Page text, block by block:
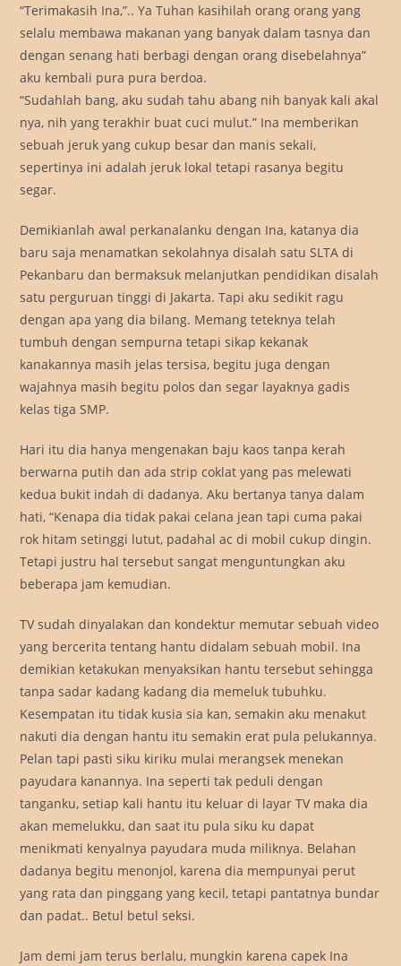
“Terimakasih Ina,”.. Ya Tuhan kasihilah orang orang yang
selalu membawa makanan yang banyak dalam tasnya dan
dengan senang hati berbagi dengan orang disebelahnya”
aku kembali pura pura berdoa.
“Sudahlah bang, aku sudah tahu abang nih banyak kali akal
nya, nih yang terakhir buat cuci mulut.” Ina memberikan
sebuah jeruk yang cukup besar dan manis sekali,
sepertinya ini adalah jeruk lokal tetapi rasanya begitu
segar.
Demikianlah awal perkanalanku dengan Ina, katanya dia
baru saja menamatkan sekolahnya disalah satu SLTA di
Pekanbaru dan bermaksuk melanjutkan pendidikan disalah
satu perguruan tinggi di Jakarta. Tapi aku sedikit ragu
dengan apa yang dia bilang. Memang teteknya telah
tumbuh dengan sempurna tetapi sikap kekanak
kanakannya masih jelas tersisa, begitu juga dengan
wajahnya masih begitu polos dan segar layaknya gadis
kelas tiga SMP.
Hari itu dia hanya mengenakan baju kaos tanpa kerah
berwarna putih dan ada strip coklat yang pas melewati
kedua bukit indah di dadanya. Aku bertanya tanya dalam
hati, “Kenapa dia tidak pakai celana jean tapi cuma pakai
rok hitam setinggi lutut, padahal ac di mobil cukup dingin.
Tetapi justru hal tersebut sangat menguntungkan aku
beberapa jam kemudian.
TV sudah dinyalakan dan kondektur memutar sebuah video
yang bercerita tentang hantu didalam sebuah mobil. Ina
demikian ketakukan menyaksikan hantu tersebut sehingga
tanpa sadar kadang kadang dia memeluk tubuhku.
Kesempatan itu tidak kusia sia kan, semakin aku menakut
nakuti dia dengan hantu itu semakin erat pula pelukannya.
Pelan tapi pasti siku kiriku mulai merangsek menekan
payudara kanannya. Ina seperti tak peduli dengan
tanganku, setiap kali hantu itu keluar di layar TV maka dia
akan memelukku, dan saat itu pula siku ku dapat
menikmati kenyalnya payudara muda miliknya. Belahan
dadanya begitu menonjol, karena dia mempunyai perut
yang rata dan pinggang yang kecil, tetapi pantatnya bundar
dan padat.. Betul betul seksi.
Jam demi jam terus berlalu, mungkin karena capek Ina